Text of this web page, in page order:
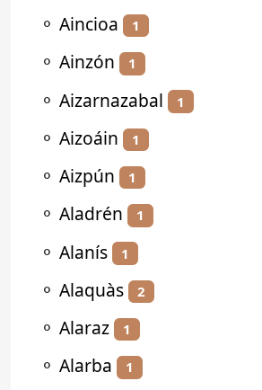
⚬ Aincioa 1
⚬ Ainzón 1
⚬ Aizarnazabal 1
⚬ Aizoáin 1
⚬ Aizpún 1
⚬ Aladrén 1
⚬ Alanís 1
⚬ Alaquàs 2
⚬ Alaraz 1
⚬ Alarba 1